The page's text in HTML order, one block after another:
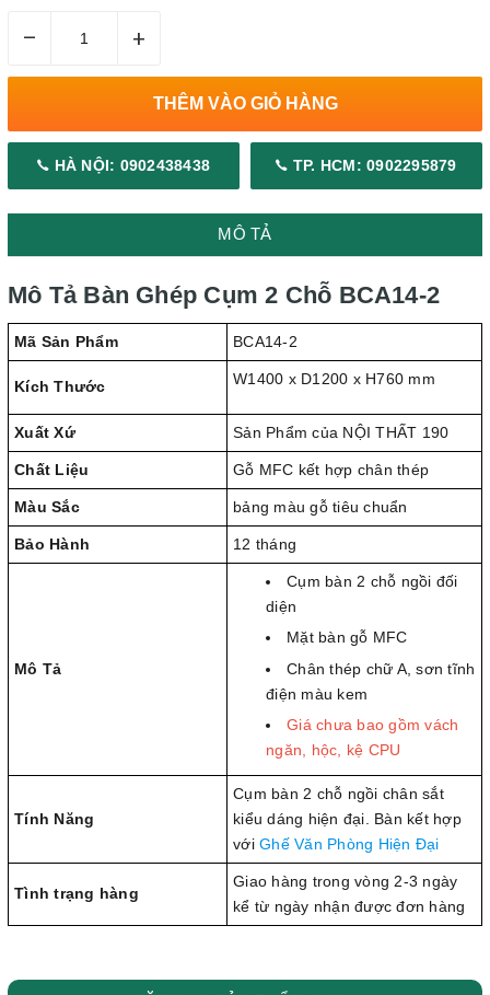
– +
THÊM VÀO GIỎ HÀNG
HÀ NỘI: 0902438438 TP. HCM: 0902295879
MÔ TẢ
Mô Tả Bàn Ghép Cụm 2 Chỗ BCA14-2
Mã Sản Phẩm BCA14-2
Kích Thước W1400 x D1200 x H760 mm
Xuất Xứ Sản Phẩm của NỘI THẤT 190
Chất Liệu Gỗ MFC kết hợp chân thép
Màu Sắc bảng màu gỗ tiêu chuẩn
Bảo Hành 12 tháng
Mô Tả
Cụm bàn 2 chỗ ngồi đối
diện
Mặt bàn gỗ MFC
Chân thép chữ A, sơn tĩnh
điện màu kem
Giá chưa bao gồm vách
ngăn, hộc, kệ CPU
Tính Năng
Cụm bàn 2 chỗ ngồi chân sắt
kiểu dáng hiện đại. Bàn kết hợp
với Ghế Văn Phòng Hiện Đại
Tình trạng hàng
Giao hàng trong vòng 2-3 ngày
kể từ ngày nhận được đơn hàng